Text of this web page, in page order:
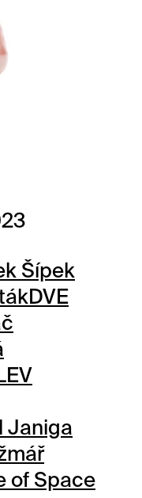
Šípek
DVE
Janiga
of Space